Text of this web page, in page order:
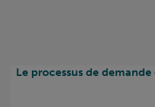
Le processus de